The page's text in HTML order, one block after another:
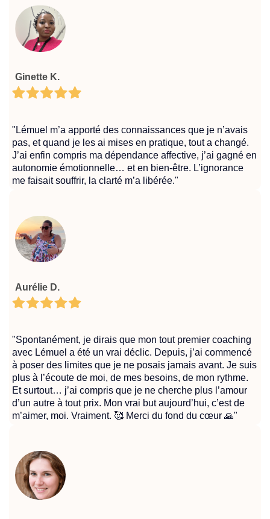
Ginette K.
"Lémuel m’a apporté des connaissances que je n’avais
pas, et quand je les ai mises en pratique, tout a changé.
J’ai enfin compris ma dépendance affective, j’ai gagné en
autonomie émotionnelle… et en bien-être. L’ignorance
me faisait souffrir, la clarté m’a libérée."
Aurélie D.
"Spontanément, je dirais que mon tout premier coaching
avec Lémuel a été un vrai déclic. Depuis, j’ai commencé
à poser des limites que je ne posais jamais avant. Je suis
plus à l’écoute de moi, de mes besoins, de mon rythme.
Et surtout… j’ai compris que je ne cherche plus l’amour
d’un autre à tout prix. Mon vrai but aujourd’hui, c’est de
m’aimer, moi. Vraiment. 🥰 Merci du fond du cœur 🙏"